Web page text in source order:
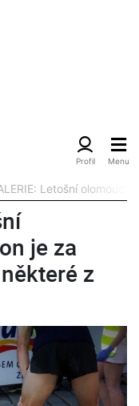
Letošní
je za
z